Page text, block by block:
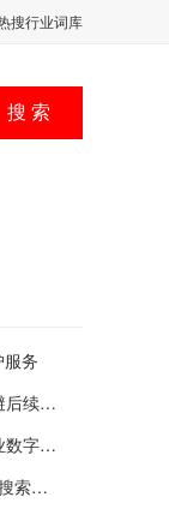
搜行业词库
搜 索
务
难题
见难点
要点